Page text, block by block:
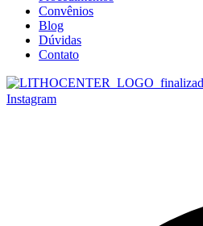
Convênios
Blog
Dúvidas
Contato
Instagram